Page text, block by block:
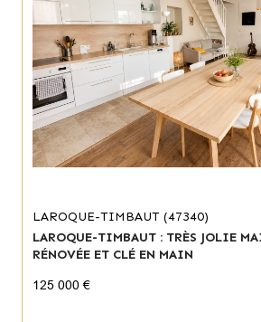
LAROQUE-TIMBAUT (47340)
LAROQUE-TIMBAUT : TRÈS JOLIE
RÉNOVÉE ET CLÉ EN MAIN
125 000 €